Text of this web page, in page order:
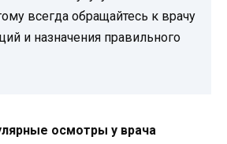
всегда обращайтесь к врачу
и назначения правильного
осмотры у врача